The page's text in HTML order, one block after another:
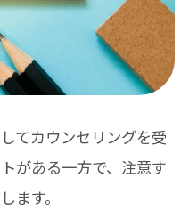
てカウンセリングを受
がある一方で、注意す
ます。